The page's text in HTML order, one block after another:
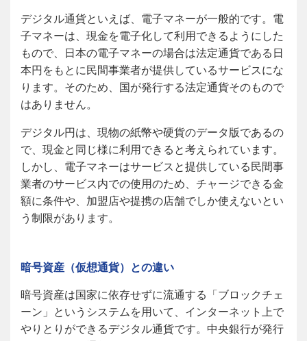
デジタル通貨といえば、電子マネーが一般的です。電
子マネーは、現金を電子化して利用できるようにした
もので、日本の電子マネーの場合は法定通貨である日
本円をもとに民間事業者が提供しているサービスにな
ります。そのため、国が発行する法定通貨そのもので
はありません。
デジタル円は、現物の紙幣や硬貨のデータ版であるの
で、現金と同じ様に利用できると考えられています。
しかし、電子マネーはサービスと提供している民間事
業者のサービス内での使用のため、チャージできる金
額に条件や、加盟店や提携の店舗でしか使えないとい
う制限があります。
暗号資産（仮想通貨）との違い
暗号資産は国家に依存せずに流通する「ブロックチェ
ーン」というシステムを用いて、インターネット上で
やりとりができるデジタル通貨です。中央銀行が発行